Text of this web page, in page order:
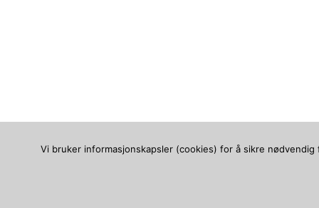
Vi bruker informasjonskapsler (cookies) for å sikre